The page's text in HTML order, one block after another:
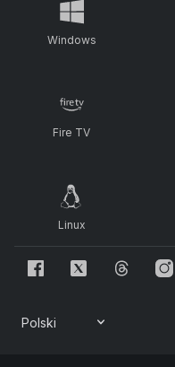
Windows
Fire TV
Linux